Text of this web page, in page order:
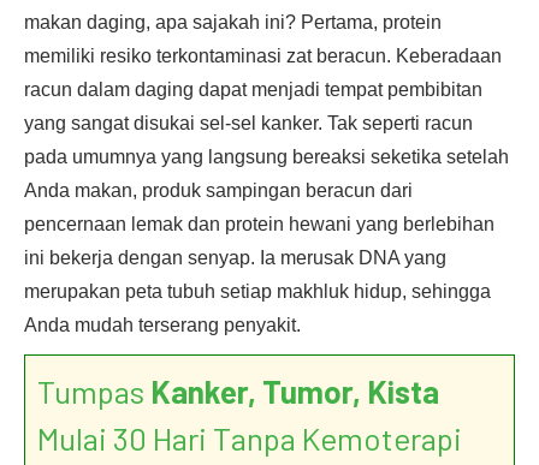
makan daging, apa sajakah ini? Pertama, protein
memiliki resiko terkontaminasi zat beracun. Keberadaan
racun dalam daging dapat menjadi tempat pembibitan
yang sangat disukai sel-sel kanker. Tak seperti racun
pada umumnya yang langsung bereaksi seketika setelah
Anda makan, produk sampingan beracun dari
pencernaan lemak dan protein hewani yang berlebihan
ini bekerja dengan senyap. Ia merusak DNA yang
merupakan peta tubuh setiap makhluk hidup, sehingga
Anda mudah terserang penyakit.
Tumpas Kanker, Tumor, Kista
Mulai 30 Hari Tanpa Kemoterapi